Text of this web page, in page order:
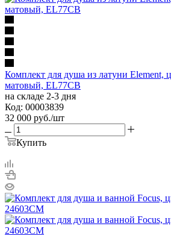
Комплект для душа из латуни Element,
матовый, EL77CB
на складе 2-3 дня
Код: 00003839
32 000 руб./шт
Купить